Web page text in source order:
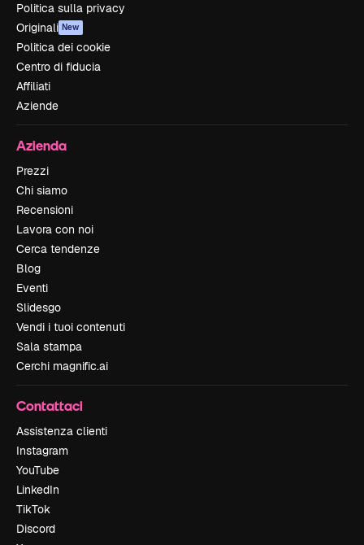
Politica sulla privacy
Originali New
Politica dei cookie
Centro di fiducia
Affiliati
Aziende
Azienda
Prezzi
Chi siamo
Recensioni
Lavora con noi
Cerca tendenze
Blog
Eventi
Slidesgo
Vendi i tuoi contenuti
Sala stampa
Cerchi magnific.ai
Contattaci
Assistenza clienti
Instagram
YouTube
LinkedIn
TikTok
Discord